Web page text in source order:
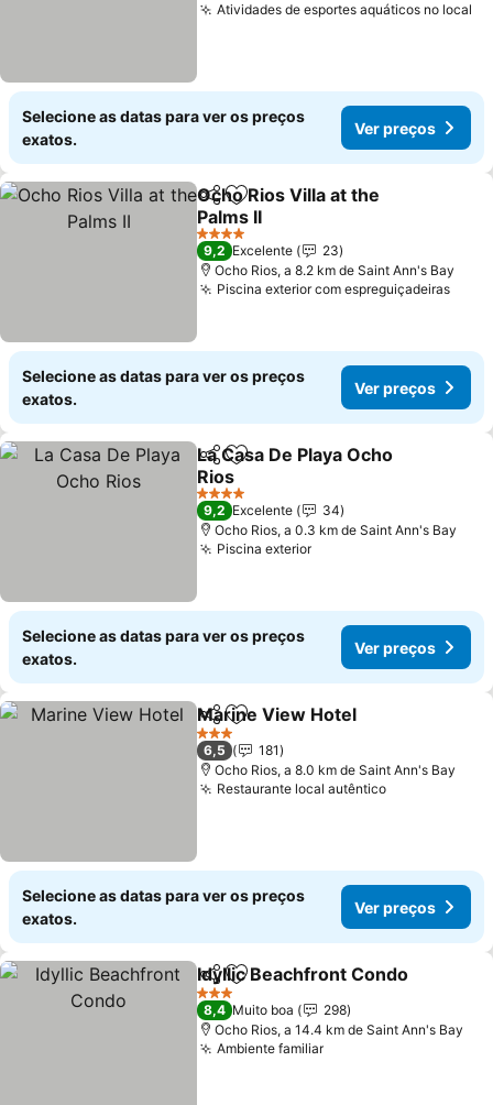
Atividades de esportes aquáticos no local
Selecione as datas para ver os preços
exatos.
Ver preços
PartilharAdicionar aos favoritos
Ocho Rios Villa at the
Palms II
4 Estrelas
9,2 Excelente
23
Ocho Rios, a 8.2 km de Saint Ann's Bay
Piscina exterior com espreguiçadeiras
Selecione as datas para ver os preços
exatos.
Ver preços
PartilharAdicionar aos favoritos
La Casa De Playa Ocho
Rios
4 Estrelas
9,2 Excelente
34
Ocho Rios, a 0.3 km de Saint Ann's Bay
Piscina exterior
Selecione as datas para ver os preços
exatos.
Ver preços
PartilharAdicionar aos favoritos
Marine View Hotel
3 Estrelas
6,5
181
Ocho Rios, a 8.0 km de Saint Ann's Bay
Restaurante local autêntico
Selecione as datas para ver os preços
exatos.
Ver preços
PartilharAdicionar aos favoritos
Idyllic Beachfront Condo
3 Estrelas
8,4 Muito boa
298
Ocho Rios, a 14.4 km de Saint Ann's Bay
Ambiente familiar